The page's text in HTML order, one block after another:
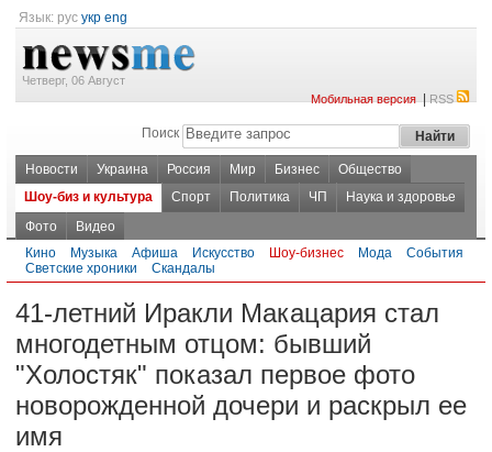
Язык: рус укр eng
Четверг, 06 Август
Мобильная версия|RSS
Поиск
Новости Украина Россия Мир Бизнес
Общество
Шоу-биз и культура
Спорт Политика ЧП
Наука и здоровье
Фото
Видео
Кино
Музыка Афиша Искусство Шоу-бизнес Мода
События
Светские хроники
Скандалы
41-летний Иракли Макацария стал
многодетным отцом: бывший
"Холостяк" показал первое фото
новорожденной дочери и раскрыл ее
имя